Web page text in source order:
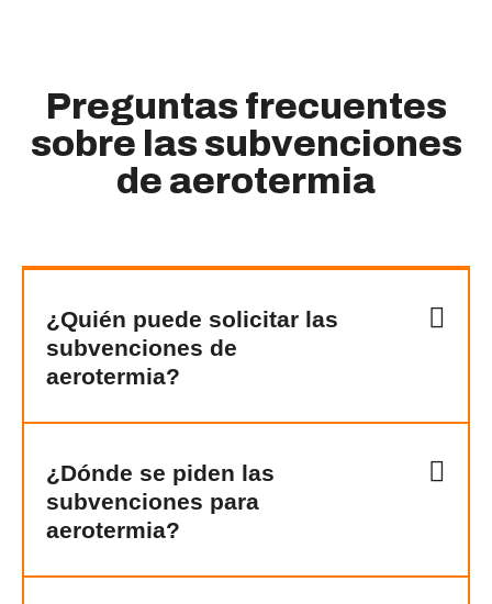
Preguntas frecuentes
sobre las subvenciones
de aerotermia
¿Quién puede solicitar las
subvenciones de
aerotermia?
¿Dónde se piden las
subvenciones para
aerotermia?